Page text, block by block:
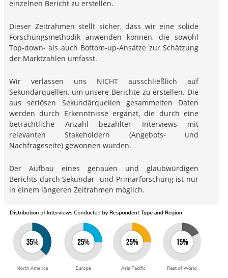
einzelnen Bericht zu erstellen.
Dieser Zeitrahmen stellt sicher, dass wir eine solide
Forschungsmethodik anwenden können, die sowohl
Top-down- als auch Bottom-up-Ansätze zur Schätzung
der Marktzahlen umfasst.
Wir verlassen uns NICHT ausschließlich auf
Sekundärquellen, um unsere Berichte zu erstellen. Die
aus seriösen Sekundärquellen gesammelten Daten
werden durch Erkenntnisse ergänzt, die durch eine
beträchtliche Anzahl bezahlter Interviews mit
relevanten Stakeholdern (Angebots- und
Nachfrageseite) gewonnen wurden.
Der Aufbau eines genauen und glaubwürdigen
Berichts durch Sekundär- und Primärforschung ist nur
in einem längeren Zeitrahmen möglich.